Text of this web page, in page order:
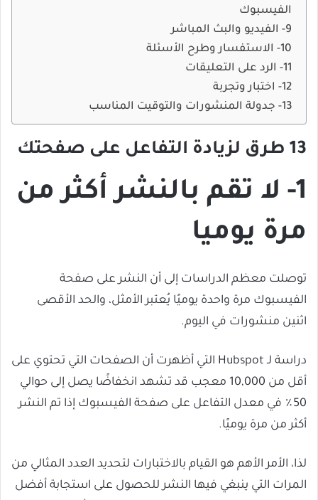
الفيسبوك
9- الفيديو والبث المباشر
10- الاستفسار وطرح الأسئلة
11- الرد على التعليقات
12- اختبار وتجربة
13- جدولة المنشورات والتوقيت المناسب
13 طرق لزيادة التفاعل على صفحتك
1- لا تقم بالنشر أكثر من
مرة يوميا
توصلت معظم الدراسات إلى أن النشر على صفحة
الفيسبوك مرة واحدة يوميًا يُعتبر الأمثل، والحد الأقصى
اثنين منشورات في اليوم.
دراسة لـ Hubspot التي أظهرت أن الصفحات التي تحتوي على
أقل من 10,000 معجب قد تشهد انخفاضًا يصل إلى حوالي
50٪ في معدل التفاعل على صفحة الفيسبوك إذا تم النشر
أكثر من مرة يوميًا.
لذا، الأمر الأهم هو القيام بالاختبارات لتحديد العدد المثالي من
المرات التي ينبغي فيها النشر للحصول على استجابة أفضل